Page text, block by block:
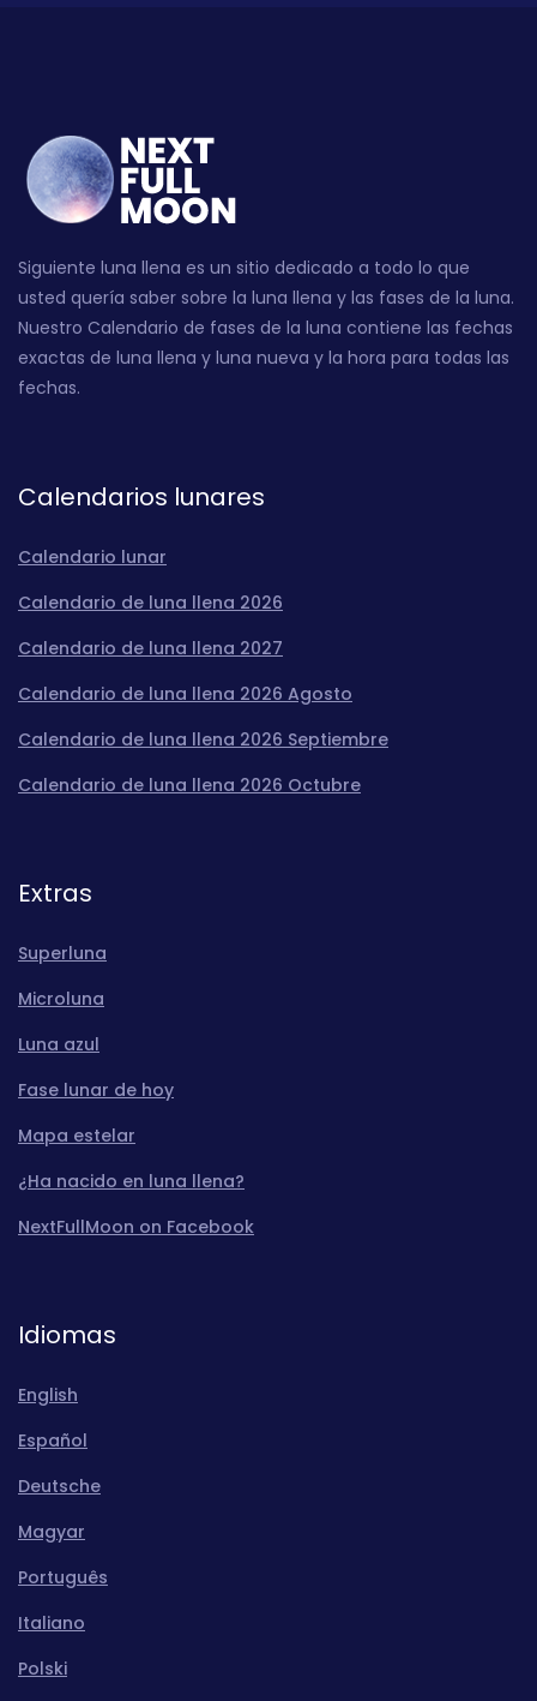
Siguiente luna llena es un sitio dedicado a todo lo que
usted quería saber sobre la luna llena y las fases de la luna.
Nuestro Calendario de fases de la luna contiene las fechas
exactas de luna llena y luna nueva y la hora para todas las
fechas.
Calendarios lunares
Calendario lunar
Calendario de luna llena 2026
Calendario de luna llena 2027
Calendario de luna llena 2026 Agosto
Calendario de luna llena 2026 Septiembre
Calendario de luna llena 2026 Octubre
Extras
Superluna
Microluna
Luna azul
Fase lunar de hoy
Mapa estelar
¿Ha nacido en luna llena?
NextFullMoon on Facebook
Idiomas
English
Español
Deutsche
Magyar
Português
Italiano
Polski